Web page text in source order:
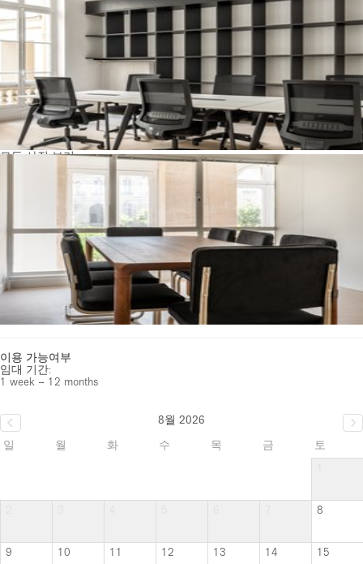
모든 사진 보기
이용 가능여부
임대 기간:
1 week – 12 months
8월 2026
일
월 화 수 목 금
토
8
9 10 11 12 13 14 15